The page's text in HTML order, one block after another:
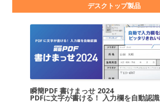
デスクトップ製品
瞬簡PDF 書けまっせ 2024
PDFに文字が書ける！ 入力欄を自動認識